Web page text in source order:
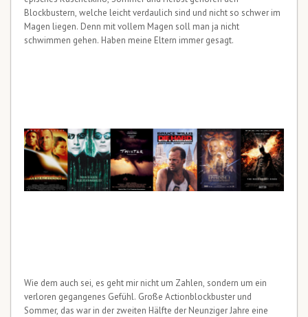
Blockbustern, welche leicht verdaulich sind und nicht so schwer im
Magen liegen. Denn mit vollem Magen soll man ja nicht
schwimmen gehen. Haben meine Eltern immer gesagt.
Wie dem auch sei, es geht mir nicht um Zahlen, sondern um ein
verloren gegangenes Gefühl. Große Actionblockbuster und
Sommer, das war in der zweiten Hälfte der Neunziger Jahre eine